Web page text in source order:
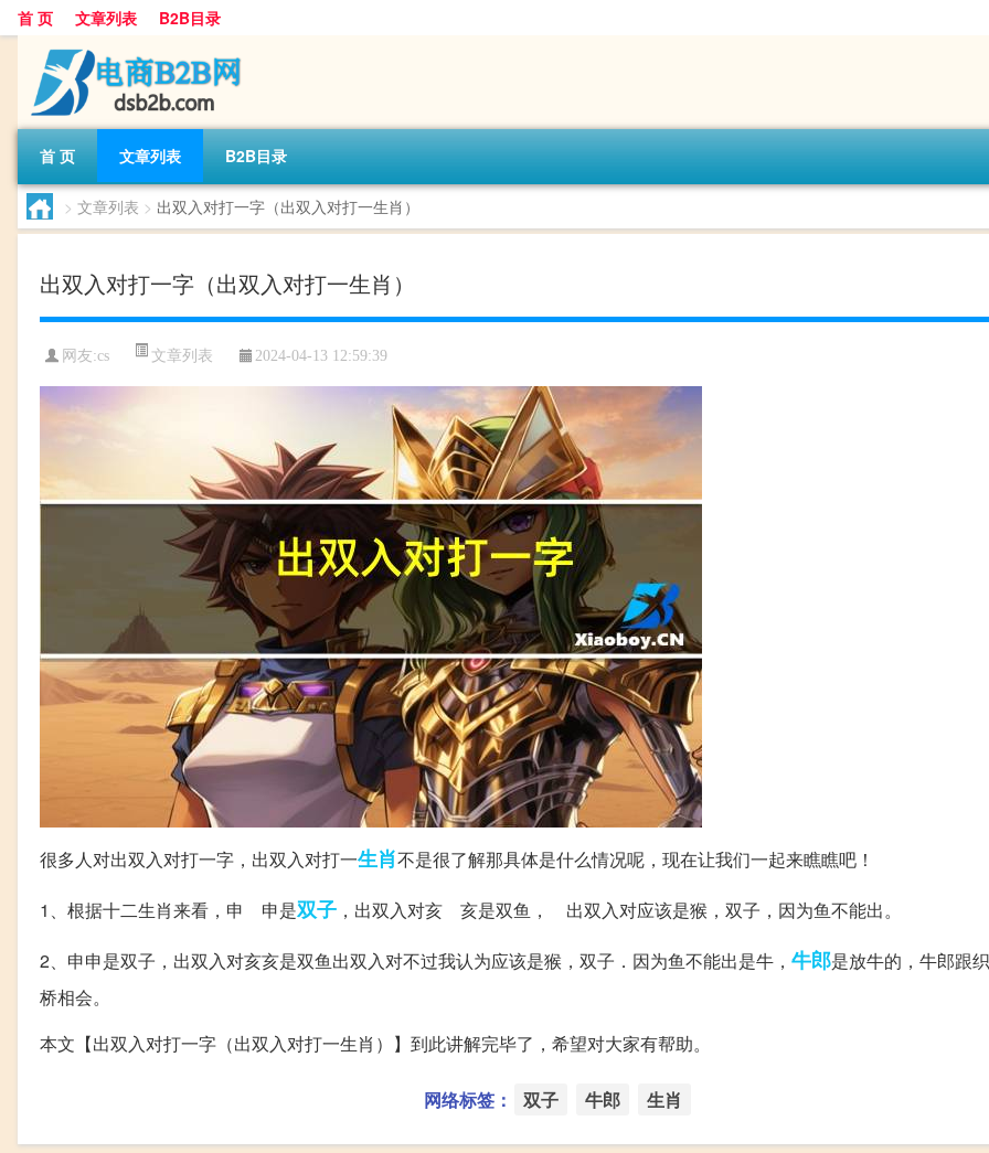
首 页 文章列表 B2B目录
首 页 文章列表 B2B目录
> 文章列表 > 出双入对打一字（出双入对打一生肖）
出双入对打一字（出双入对打一生肖）
网友:cs 文章列表 2024-04-13 12:59:39
很多人对出双入对打一字，出双入对打一生肖不是很了解那具体是什么情况呢，现在让我们一起来瞧瞧吧！
1、根据十二生肖来看，申 申是双子 ，出双入对亥 亥是双鱼， 出双入对应该是猴，双子，因为鱼不能出。
2、申申是双子，出双入对亥亥是双鱼出双入对不过我认为应该是猴，双子．因为鱼不能出是牛， 牛郎是放牛的，牛郎跟
桥相会。
本文【出双入对打一字（出双入对打一生肖）】到此讲解完毕了，希望对大家有帮助。
网络标签： 双子 牛郎 生肖